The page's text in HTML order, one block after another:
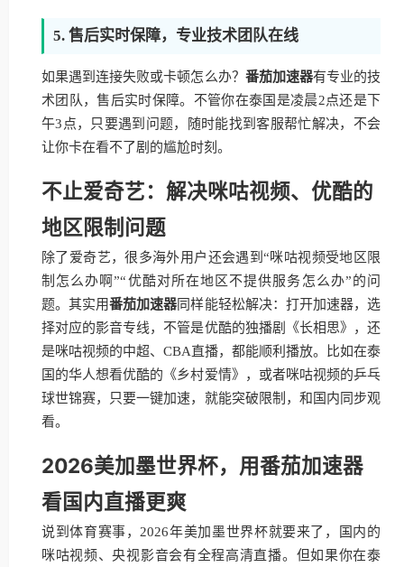
5. 售后实时保障，专业技术团队在线
如果遇到连接失败或卡顿怎么办？ 番茄加速器有专业的技
术团队，售后实时保障。不管你在泰国是凌晨2点还是下
午3点，只要遇到问题，随时能找到客服帮忙解决，不会
让你卡在看不了剧的尴尬时刻。
不止爱奇艺：解决咪咕视频、优酷的
地区限制问题
除了爱奇艺，很多海外用户还会遇到“咪咕视频受地区限
制怎么办啊”“优酷对所在地区不提供服务怎么办”的问
题。其实用番茄加速器同样能轻松解决：打开加速器，选
择对应的影音专线，不管是优酷的独播剧《长相思》，还
是咪咕视频的中超、CBA直播，都能顺利播放。比如在泰
国的华人想看优酷的《乡村爱情》，或者咪咕视频的乒乓
球世锦赛，只要一键加速，就能突破限制，和国内同步观
看。
2026美加墨世界杯，用番茄加速器
看国内直播更爽
说到体育赛事，2026年美加墨世界杯就要来了，国内的
咪咕视频、央视影音会有全程高清直播。但如果你在泰